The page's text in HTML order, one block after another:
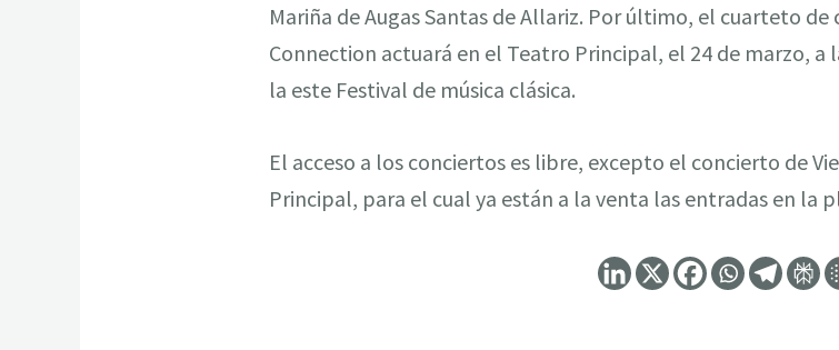
Mariña de Augas Santas de Allariz. Por último, el cuarteto
Connection actuará en el Teatro Principal, el 24 de marzo,
la este Festival de música clásica.
El acceso a los conciertos es libre, excepto el concierto de
Principal, para el cual ya están a la venta las entradas en la